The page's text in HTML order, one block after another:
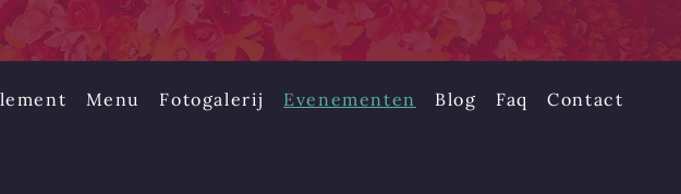
Menu Fotogalerij Evenementen Blog Faq Contact